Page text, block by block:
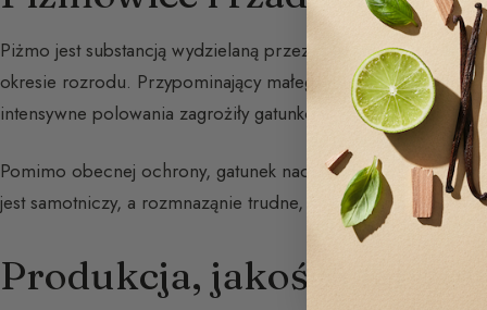
Piżmo jest substancją wydzielaną przez gruczoły brzuszne
okresie rozrodu. Przypominający małego sarnię, tylko
intensywne polowania zagrożiły gatunkowi.
Pomimo obecnej ochrony, gatunek nadal jest ofiarą
jest samotniczy, a rozmnaząnie trudne, co czyni
Produkcja, jakość i